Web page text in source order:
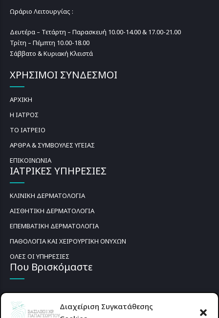
Διαχείριση Συγκατάθεσης
Ωράριο Λειτουργίας :
Δευτέρα – Τετάρτη – Παρασκευή 10.00-14.00 & 17.00-21.00
Τρίτη – Πέμπτη 10.00-18.00
Σάββατο & Κυριακή Κλειστά
ΧΡΗΣΙΜΟΙ ΣΥΝΔΕΣΜΟΙ
ΑΡΧΙΚΗ
Η ΙΑΤΡΟΣ
ΤΟ ΙΑΤΡΕΙΟ
ΑΡΘΡΑ & ΣΥΜΒΟΥΛΕΣ ΥΓΕΙΑΣ
ΕΠΙΚΟΙΝΩΝΙΑ
ΙΑΤΡΙΚΕΣ ΥΠΗΡΕΣΙΕΣ
ΚΛΙΝΙΚΗ ΔΕΡΜΑΤΟΛΟΓΙΑ
ΑΙΣΘΗΤΙΚΗ ΔΕΡΜΑΤΟΛΟΓΙΑ
ΕΠΕΜΒΑΤΙΚΗ ΔΕΡΜΑΤΟΛΟΓΙΑ
ΠΑΘΟΛΟΓΙΑ ΚΑΙ ΧΕΙΡΟΥΡΓΙΚΗ ΟΝΥΧΩΝ
ΟΛΕΣ ΟΙ ΥΠΗΡΕΣΙΕΣ
Που Βρισκόμαστε